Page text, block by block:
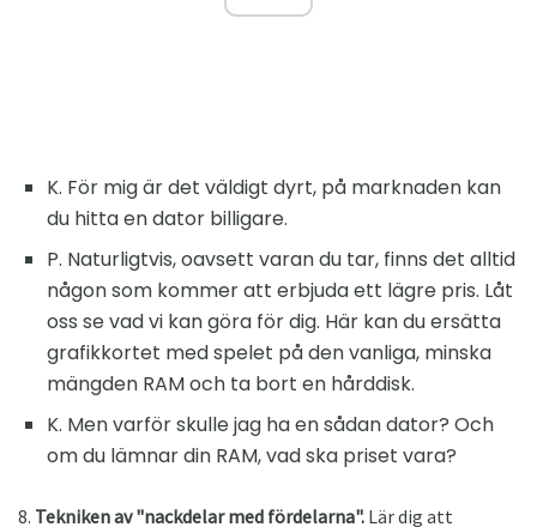
K. För mig är det väldigt dyrt, på marknaden kan
du hitta en dator billigare.
P. Naturligtvis, oavsett varan du tar, finns det alltid
någon som kommer att erbjuda ett lägre pris. Låt
oss se vad vi kan göra för dig. Här kan du ersätta
grafikkortet med spelet på den vanliga, minska
mängden RAM och ta bort en hårddisk.
K. Men varför skulle jag ha en sådan dator? Och
om du lämnar din RAM, vad ska priset vara?
8. Tekniken av "nackdelar med fördelarna". Lär dig att